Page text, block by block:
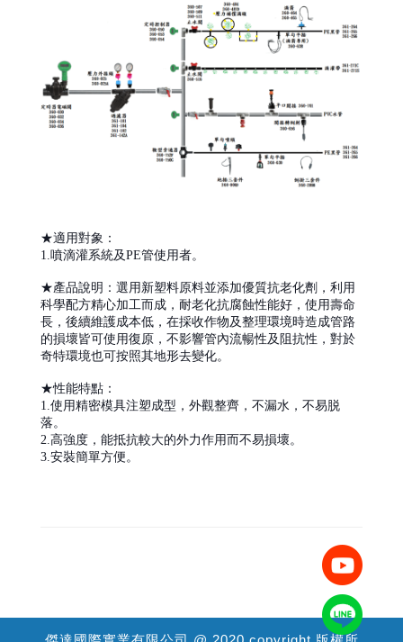
★適用對象：
1.噴滴灌系統及PE管使用者。
★產品說明：選用新塑料原料並添加優質抗老化劑，利用
科學配方精心加工而成，耐老化抗腐蝕性能好，使用壽命
長，後續維護成本低，在採收作物及整理環境時造成管路
的損壞皆可使用復原，不影響管內流暢性及阻抗性，對於
奇特環境也可按照其地形去變化。
★性能特點：
1.使用精密模具注塑成型，外觀整齊，不漏水，不易脱
落。
2.高強度，能抵抗較大的外力作用而不易損壞。
3.安裝簡單方便。